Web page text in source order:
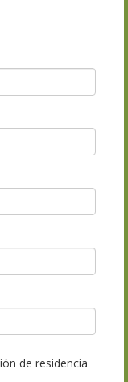
de residencia